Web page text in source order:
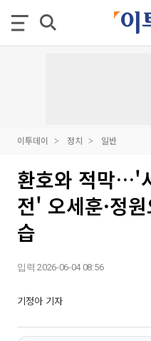
이투데이 정치 일반
환호와 적막…'
전' 오세훈·정
습
입력 2026-06-04 08:56
기정아 기자